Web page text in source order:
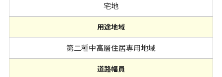
宅地
用途地域
第二種中高層住居専用地域
道路幅員